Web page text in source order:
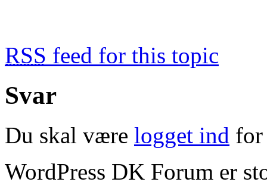
RSS feed for this topic
Svar
Du skal være logget ind for
WordPress DK Forum er